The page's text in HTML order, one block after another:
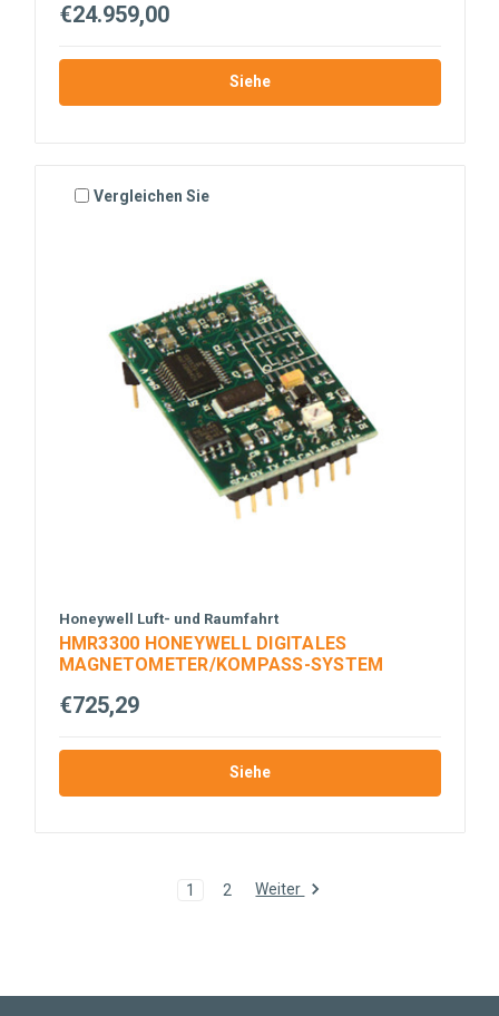
€24.959,00
Siehe
Vergleichen Sie
Honeywell Luft- und Raumfahrt
HMR3300 HONEYWELL DIGITALES
MAGNETOMETER/KOMPASS-SYSTEM
€725,29
Siehe
1 2 Weiter